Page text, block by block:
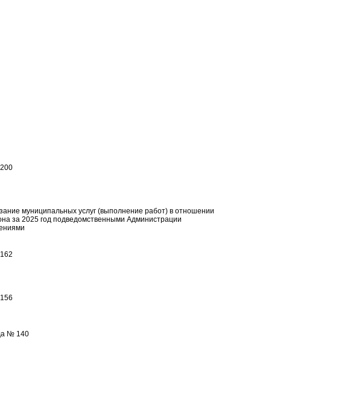
муниципальных услуг (выполнение работ) в отношении
за 2025 год подведомственными Администрации
№ 140